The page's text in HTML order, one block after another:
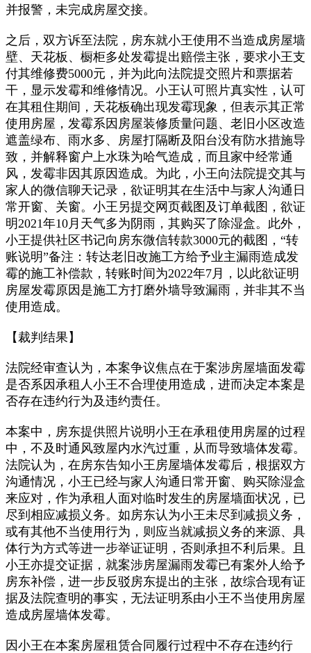
并报警，未完成房屋交接。
之后，双方诉至法院，房东就小王使用不当造成房屋墙
壁、天花板、橱柜多处发霉提出赔偿主张，要求小王支
付其维修费5000元，并为此向法院提交照片和票据若
干，显示发霉和维修情况。小王认可照片真实性，认可
在其租住期间，天花板确出现发霉现象，但表示其正常
使用房屋，发霉系因房屋装修质量问题、老旧小区改造
遮盖绿布、雨水多、房屋打隔断及阳台没有防水措施导
致，并解释窗户上水珠为哈气造成，而且家中经常通
风，发霉非因其原因造成。为此，小王向法院提交其与
家人的微信聊天记录，欲证明其在生活中与家人沟通日
常开窗、关窗。小王另提交网页截图及订单截图，欲证
明2021年10月天气多为阴雨，其购买了除湿盒。此外，
小王提供社区书记向房东微信转款3000元的截图，“转
账说明”备注：转达老旧改施工方给予业主漏雨造成发
霉的施工补偿款，转账时间为2022年7月，以此欲证明
房屋发霉原因是施工方打磨外墙导致漏雨，并非其不当
使用造成。
【裁判结果】
法院经审查认为，本案争议焦点在于案涉房屋墙面发霉
是否系因承租人小王不合理使用造成，进而决定本案是
否存在违约行为及违约责任。
本案中，房东提供照片说明小王在承租使用房屋的过程
中，不及时通风致屋内水汽过重，从而导致墙体发霉。
法院认为，在房东告知小王房屋墙体发霉后，根据双方
沟通情况，小王已经与家人沟通日常开窗、购买除湿盒
来应对，作为承租人面对临时发生的房屋墙面状况，已
尽到相应减损义务。如房东认为小王未尽到减损义务，
或有其他不当使用行为，则应当就减损义务的来源、具
体行为方式等进一步举证证明，否则承担不利后果。且
小王亦提交证据，就案涉房屋漏雨发霉已有案外人给予
房东补偿，进一步反驳房东提出的主张，故综合现有证
据及法院查明的事实，无法证明系由小王不当使用房屋
造成房屋墙体发霉。
因小王在本案房屋租赁合同履行过程中不存在违约行